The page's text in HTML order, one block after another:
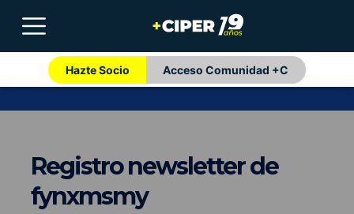
Hazte Socio Acceso Comunidad +C
Registro newsletter de
fynxmsmy